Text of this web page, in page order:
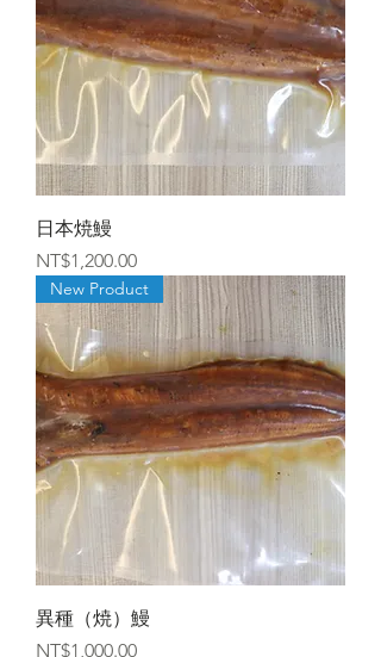
日本焼鰻
價格
NT$1,200.00
New Product
異種（焼）鰻
價格
NT$1,000.00